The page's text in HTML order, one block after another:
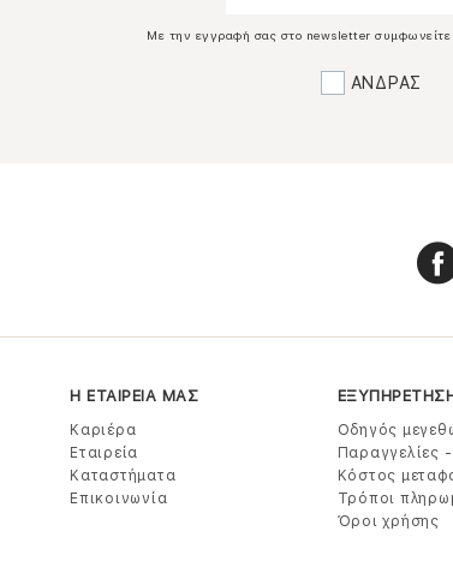
Με την εγγραφή σας στο newsletter
ΑΝΔΡΑΣ
Η ΕΤΑΙΡΕΙΑ ΜΑΣ
Καριέρα
Εταιρεία
Καταστήματα
Επικοινωνία
Οδηγός
Παραγγελίες
Κόστος
Τρόποι
Όροι χρήσης